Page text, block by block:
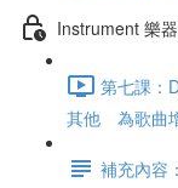
Instrument 樂器
第七課：
其他 為歌曲
補充內容